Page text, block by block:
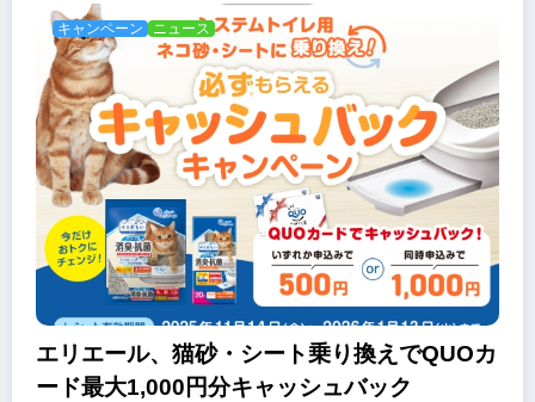
キャンペーン ニュース
エリエール、猫砂・シート乗り換えでQUOカ
ード最大1,000円分キャッシュバック